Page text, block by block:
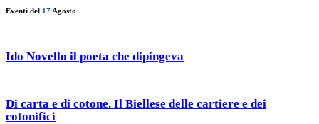
Eventi del 17 Agosto
Ido Novello il poeta che dipingeva
Di carta e di cotone. Il Biellese delle cartiere e dei
cotonifici